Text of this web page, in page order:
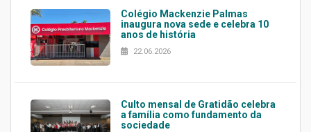
Colégio Mackenzie Palmas
inaugura nova sede e celebra 10
anos de história
22.06.2026
Culto mensal de Gratidão celebra
a família como fundamento da
sociedade